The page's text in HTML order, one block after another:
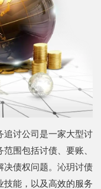
追讨公司是一家大型讨
围包括讨债、要账、
决债权问题。沁玥讨债
技能，以及高效的服务